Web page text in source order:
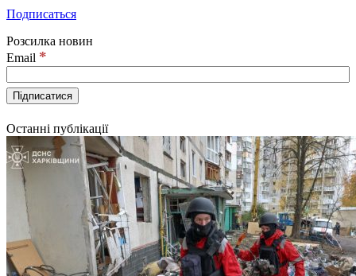
Подписаться
Розсилка новин
Email *
Останні публікації